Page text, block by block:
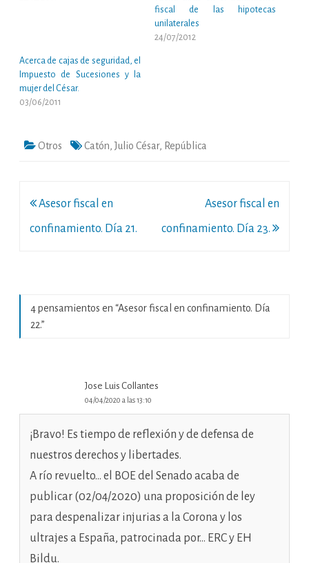
fiscal de las hipotecas
unilaterales
24/07/2012
Acerca de cajas de seguridad, el
Impuesto de Sucesiones y la
mujer del César.
03/06/2011
Otros Catón,Julio César, República
Navegación
de
Asesor fiscal en
confinamiento. Día 21.
Asesor fiscal en
confinamiento. Día 23.
4 pensamientos en “Asesor fiscal en confinamiento. Día
22.”
Jose Luis Collantes
04/04/2020 a las 13:10
¡Bravo! Es tiempo de reflexión y de defensa de
nuestros derechos y libertades.
A río revuelto… el BOE del Senado acaba de
publicar (02/04/2020) una proposición de ley
para despenalizar injurias a la Corona y los
ultrajes a España, patrocinada por… ERC y EH
Bildu.